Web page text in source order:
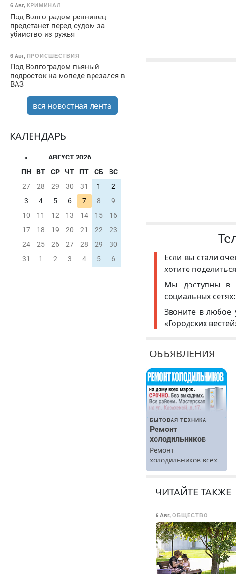
Если вы стали
хотите
Мы доступны в
социальных
Звоните в любое
«Городских
ОБЪЯВЛЕНИЯ
БЫТОВАЯ ТЕХНИКА
Ремонт
холодильников
Ремонт
холодильников всех
марок на дому.
ЧИТАЙТЕ ТАКЖЕ
6 Авг,ОБЩЕСТВО
6 Авг, КРИМИНАЛ
Под Волгоградом ревнивец
предстанет перед судом за
убийство из ружья
6 Авг, ПРОИСШЕСТВИЯ
Под Волгоградом пьяный
подросток на мопеде врезался в
ВАЗ
вся новостная лента
КАЛЕНДАРЬ
«
АВГУСТ 2026
ПН
ВТ СР ЧТ ПТ СБ
ВС
27
28 29 30 31 1
2
3
4 5 6 7 8
9
10
11 12 13 14 15
16
17
18 19 20 21 22
23
24
25 26 27 28 29
30
31
1 2 3 4 5 6